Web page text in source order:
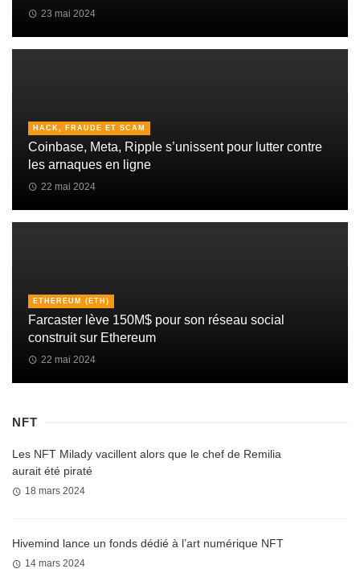
23 mai 2024
HACK, FRAUDE ET SCAM
Coinbase, Meta, Ripple s’unissent pour lutter contre
les arnaques en ligne
22 mai 2024
ETHEREUM (ETH)
Farcaster lève 150M$ pour son réseau social
construit sur Ethereum
22 mai 2024
NFT
Les NFT Milady vacillent alors que le chef de Remilia
aurait été piraté
18 mars 2024
Hivemind lance un fonds dédié à l’art numérique NFT
14 mars 2024